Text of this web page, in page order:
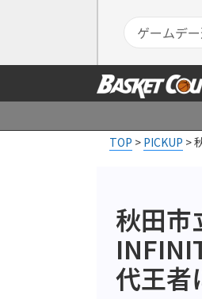
TOP > PICKUP >
秋田市
代王者